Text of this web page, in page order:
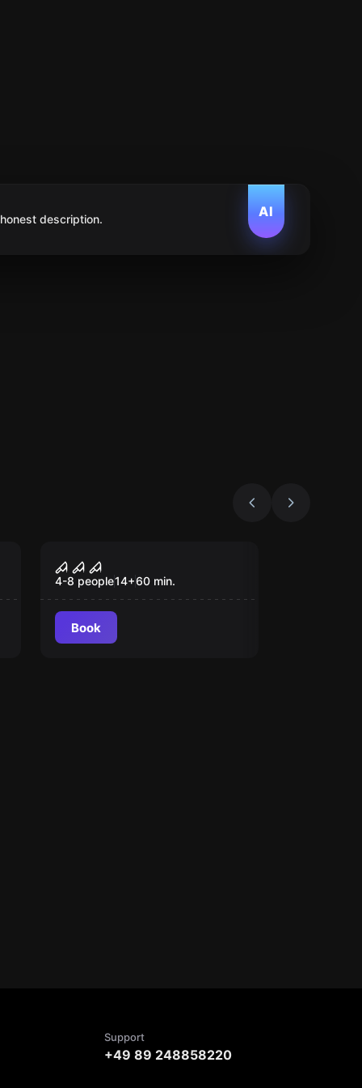
AI
description.
La villa maledetta
4-8 people14+60 min.
Book
Support
+49 89 248858220